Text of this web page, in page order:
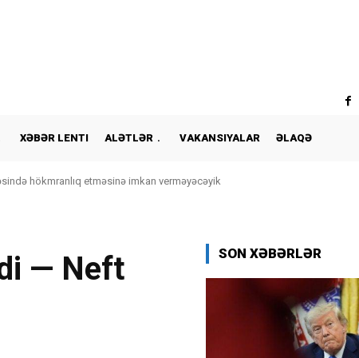
XƏBƏR LENTI ALƏTLƏR VAKANSIYALAR ƏLAQƏ
hökmranlıq etməsinə imkan verməyəcəyik
— Neft
SON XƏBƏRLƏR